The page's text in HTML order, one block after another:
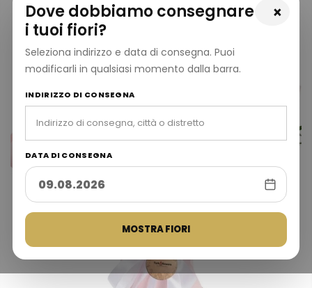
×
Dove dobbiamo consegnare
i tuoi fiori?
Seleziona indirizzo e data di consegna. Puoi
modificarli in qualsiasi momento dalla barra.
INDIRIZZO DI CONSEGNA
DATA DI CONSEGNA
MOSTRA FIORI